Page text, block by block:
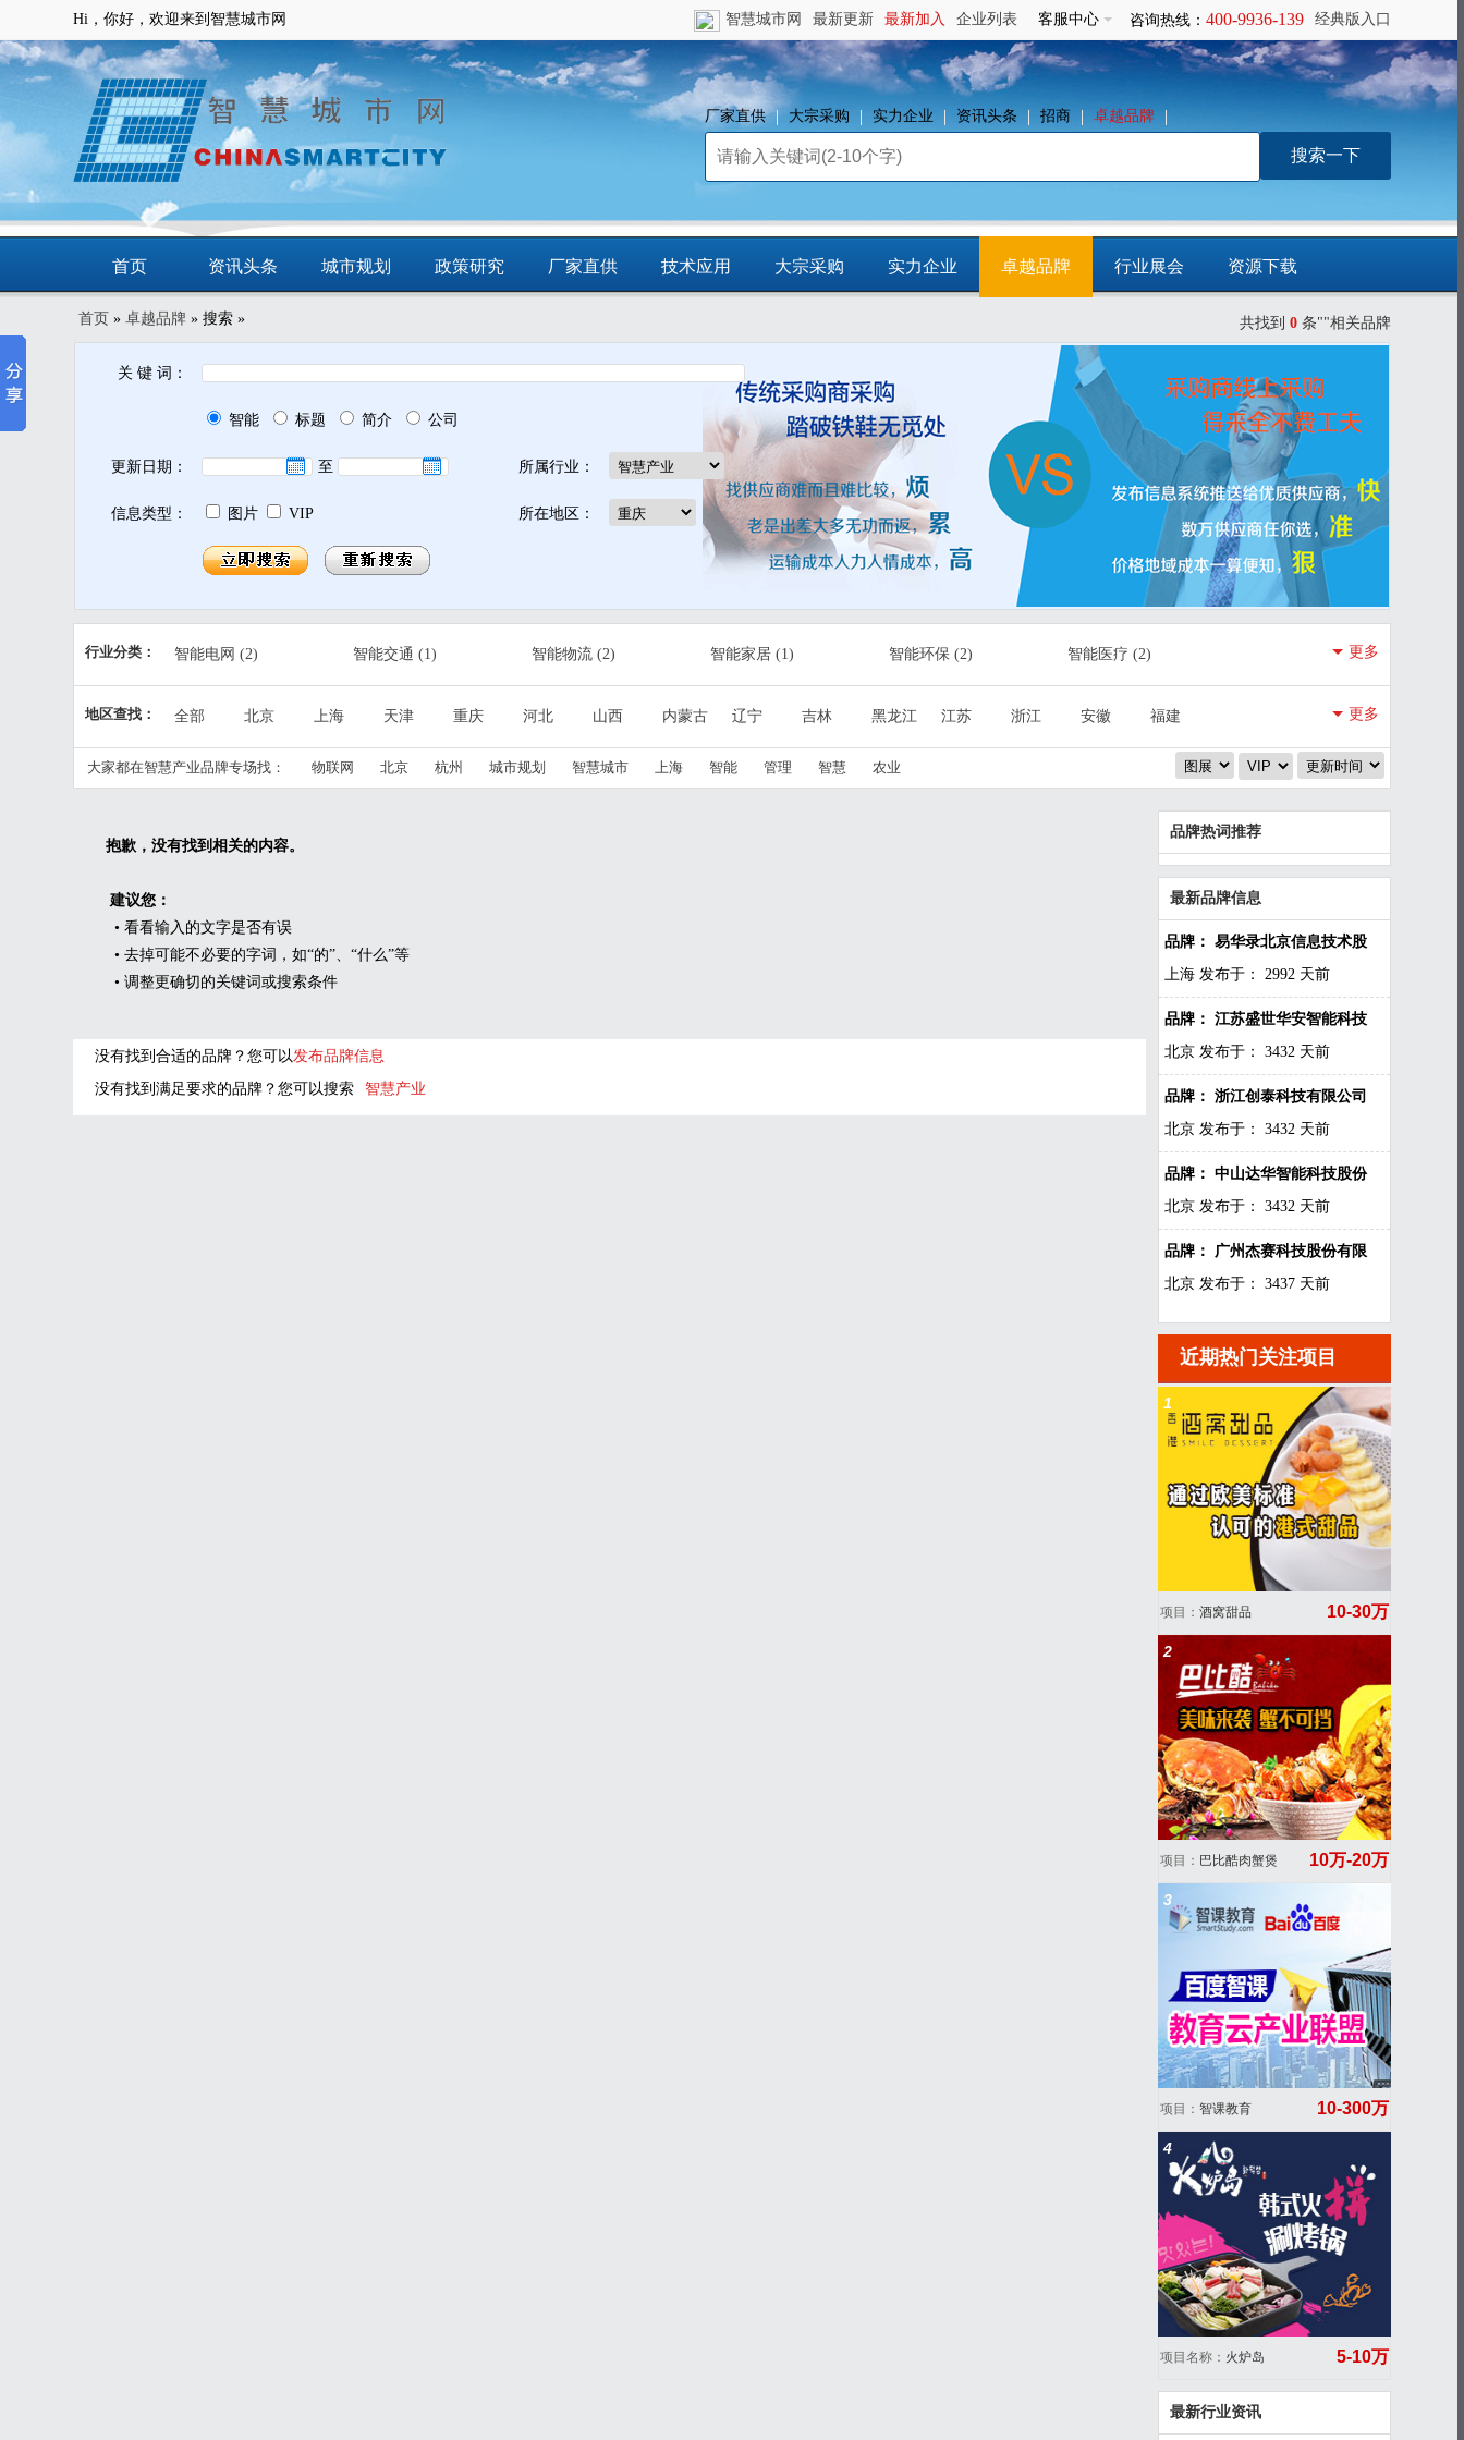
Hi，你好，欢迎来到智慧城市网 经典版入口
咨询热线： 400-9936-139
客服中心
企业列表
最新加入
最新更新
智慧城市网
厂家直供 大宗采购 实力企业 资讯头条 招商 卓越品牌
首页 资讯头条 城市规划 政策研究 厂家直供 技术应用 大宗采购 实力企业 卓越品牌 行业展会 资源下载
动态 智慧应用
业智库
免费发布信息
首页 » 卓越品牌 » 搜索 » 共找到 0 条""相关品牌
关 键 词：
智能 标题 简介 公司
更新日期： 至 所属行业：
信息类型： 图片 VIP 所在地区：
行业分类： 智能电网 (2) 智能交通 (1) 智能物流 (2) 智能家居 (1) 智能环保 (2) 智能医疗 (2)
精细农业(2) 公共安全(1) 智能工业(3) 云计算(2) 推荐厂商(2) 智慧政务(3)
智慧产业
(4) 智慧民生 城市基础设施 合作平台
更多
地区查找： 全部 北京 上海 天津 重庆 河北 山西 内蒙古 辽宁 吉林 黑龙江 江苏 浙江 安徽
福建
江西
山东 河南 湖北 湖南 广东 广西 海南 四川 贵州 云南 西藏 陕西 甘肃
青海
宁夏
新疆 台湾 香港 澳门
更多
大家都在智慧产业品牌专场找： 物联网 北京 杭州 城市规划 智慧城市 上海 智能 管理 智慧 农业
抱歉，没有找到相关的内容。
建议您：
• 看看输入的文字是否有误
• 去掉可能不必要的字词，如“的”、“什么”等
• 调整更确切的关键词或搜索条件
没有找到合适的品牌？您可以发布品牌信息
没有找到满足要求的品牌？您可以搜索
智慧产业
品牌热词推荐
最新品牌信息
品牌： 易华录北京信息技术股
上海 发布于： 2992 天前
品牌： 江苏盛世华安智能科技
北京 发布于： 3432 天前
品牌： 浙江创泰科技有限公司
北京 发布于： 3432 天前
品牌： 中山达华智能科技股份
北京 发布于： 3432 天前
品牌： 广州杰赛科技股份有限
北京 发布于： 3437 天前
近期热门关注项目
1
项目： 酒窝甜品 10-30万
2
项目： 巴比酷肉蟹煲 10万-20万
3
项目： 智课教育 10-300万
4
项目名称： 火炉岛 5-10万
最新行业资讯